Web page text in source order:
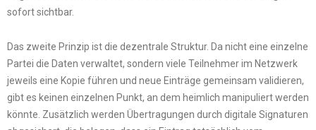
sofort sichtbar.
Das zweite Prinzip ist die dezentrale Struktur. Da nicht eine einzelne
Partei die Daten verwaltet, sondern viele Teilnehmer im Netzwerk
jeweils eine Kopie führen und neue Einträge gemeinsam validieren,
gibt es keinen einzelnen Punkt, an dem heimlich manipuliert werden
könnte. Zusätzlich werden Übertragungen durch digitale Signaturen